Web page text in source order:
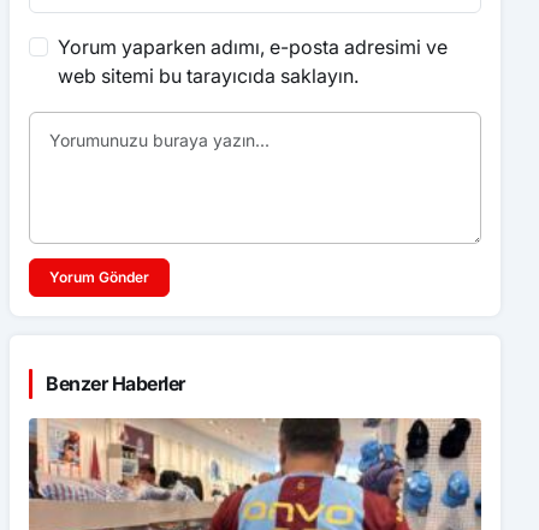
Yorum yaparken adımı, e-posta adresimi ve
web sitemi bu tarayıcıda saklayın.
Yorum Gönder
Benzer Haberler